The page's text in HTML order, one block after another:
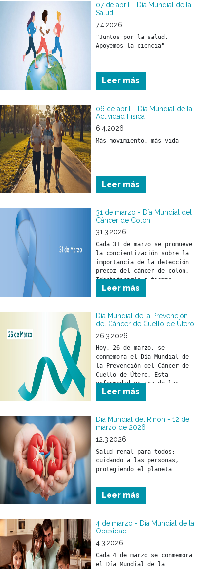
obstrucción al paso del aire
por la vía respiratoria.
07 de abril - Día Mundial de la
Salud
7.4.2026
"Juntos por la salud.
Leer más
06 de abril - Día Mundial de la
Actividad Física
6.4.2026
Más movimiento, más vida
Leer más
31 de marzo - Día Mundial del
Cáncer de Colon
31.3.2026
Cada 31 de marzo se promueve
la concientización sobre la
importancia de la detección
precoz del cáncer de colon.
Identificarlo a tiempo
permite iniciar un
tratamiento oportuno y
salud.
Leer más
Día Mundial de la Prevención
del Cáncer de Cuello de Útero
26.3.2026
Hoy, 26 de marzo, se
conmemora el Día Mundial de
la Prevención del Cáncer de
Cuello de Útero. Esta
enfermedad es una de las
pocas que pueden prevenirse
si se toman medidas a tiempo.
Leer más
Día Mundial del Riñón - 12 de
marzo de 2026
12.3.2026
Salud renal para todos:
cuidando a las personas,
protegiendo el planeta
Leer más
4 de marzo - Día Mundial de la
Obesidad
4.3.2026
Cada 4 de marzo se conmemora
el Día Mundial de la